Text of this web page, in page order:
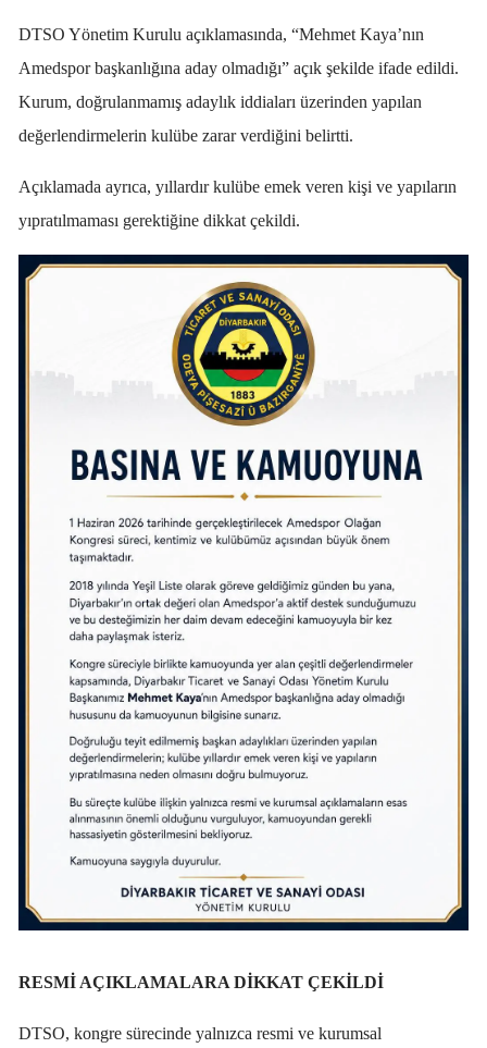
DTSO Yönetim Kurulu açıklamasında, “Mehmet Kaya’nın
Amedspor başkanlığına aday olmadığı” açık şekilde ifade edildi.
Kurum, doğrulanmamış adaylık iddiaları üzerinden yapılan
değerlendirmelerin kulübe zarar verdiğini belirtti.
Açıklamada ayrıca, yıllardır kulübe emek veren kişi ve yapıların
yıpratılmaması gerektiğine dikkat çekildi.
RESMİ AÇIKLAMALARA DİKKAT ÇEKİLDİ
DTSO, kongre sürecinde yalnızca resmi ve kurumsal